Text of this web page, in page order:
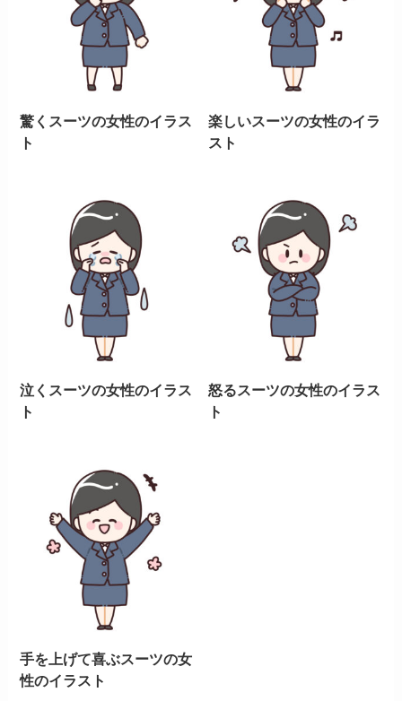
驚くスーツの女性のイラス
ト
楽しいスーツの女性のイラ
スト
泣くスーツの女性のイラス
ト
怒るスーツの女性のイラス
ト
手を上げて喜ぶスーツの女
性のイラスト